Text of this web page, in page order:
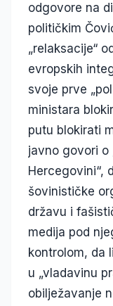
odgovore na
političkim
„relaksacije“
evropskih
svoje prve
ministara
putu blokirati
javno govori o
Hercegovini“,
šovinističke
državu i
medija pod
kontrolom, da
u „vladavinu
obilježavanje